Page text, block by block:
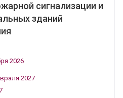
сигнализации и
зданий
2026
2027